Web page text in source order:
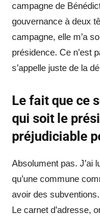
campagne de
gouvernance à deux
campagne, elle m’a
présidence. Ce n’est
s’appelle juste de la
Le fait que ce
qui soit le
préjudiciable
Absolument pas. J’ai
qu’une commune
avoir des
Le carnet d’adresse,